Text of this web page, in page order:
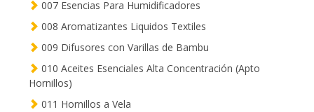
007 Esencias Para Humidificadores
008 Aromatizantes Liquidos Textiles
009 Difusores con Varillas de Bambu
010 Aceites Esenciales Alta Concentración (Apto
Hornillos)
011 Hornillos a Vela